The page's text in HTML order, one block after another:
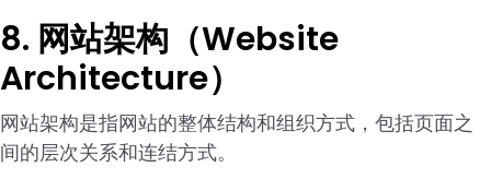
8. 网站架构（Website
Architecture）
网站架构是指网站的整体结构和组织方式，包括页面之
间的层次关系和连结方式。